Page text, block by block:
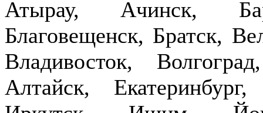
Атырау, Ачинск,
Благовещенск, Братск,
Владивосток,
Алтайск,